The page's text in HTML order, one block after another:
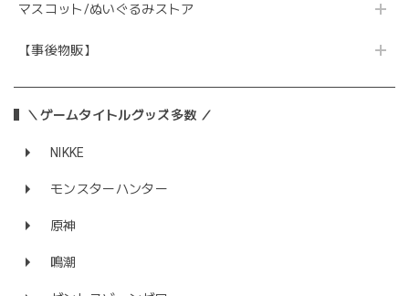
マスコット/ぬいぐるみストア
【事後物販】
＼ゲームタイトルグッズ多数 ／
NIKKE
モンスターハンター
原神
鳴潮